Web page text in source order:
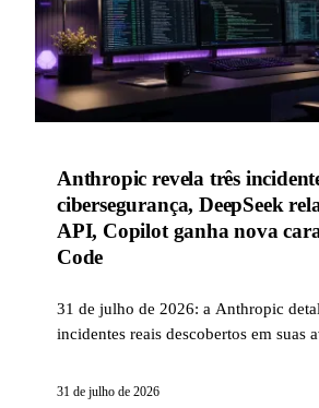
Anthropic revela três
cibersegurança, DeepSeek
API, Copilot ganha nova
Code
31 de julho de 2026: a Anthropic
incidentes reais descobertos em suas
Flash-0731, e o GitHub Copilot no VS
31 de julho de 2026